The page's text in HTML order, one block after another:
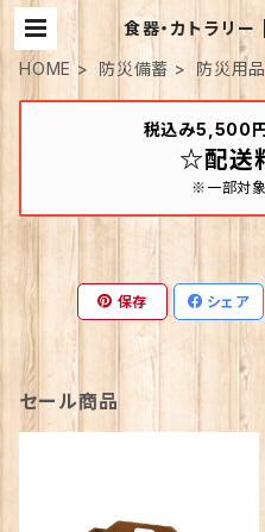
食器・カトラリ
HOME
防災備蓄 防災用品
税込み5,500
☆配送
※一部対
保存 シェア
セール商品